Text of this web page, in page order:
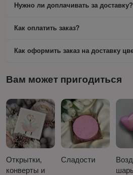
Нужно ли доплачивать за доставку?
Как оплатить заказ?
Как оформить заказ на доставку
Вам может пригодиться
Открытки,
конверты и
Сладости